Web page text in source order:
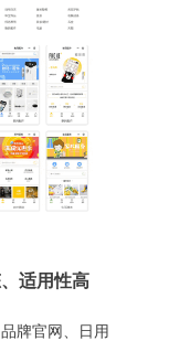
适用性高
牌官网、日用